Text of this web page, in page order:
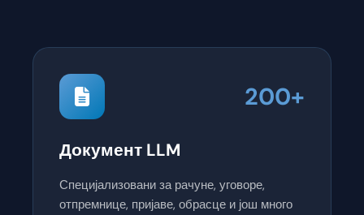
200+
Документ LLM
Специјализовани за рачуне, уговоре,
отпремнице, пријаве, обрасце и још много